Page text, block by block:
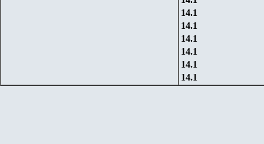
14.1
14.1
14.1
14.1
14.1
14.1